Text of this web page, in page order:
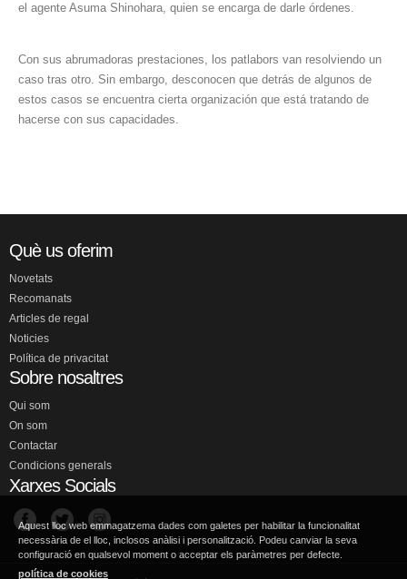
el agente Asuma Shinohara, quien se encarga de darle órdenes.
Con sus abrumadoras prestaciones, los patlabors van resolviendo un
caso tras otro. Sin embargo, desconocen que detrás de algunos de
estos casos se encuentra cierta organización que está tratando de
hacerse con sus capacidades.
Què us oferim
Novetats
Recomanats
Articles de regal
Noticies
Política de privacitat
Sobre nosaltres
Qui som
On som
Contactar
Condicions generals
Xarxes Socials
Aquest lloc web emmagatzema dades com galetes per habilitar la funcionalitat
necessària de el lloc, inclosos anàlisi i personalització. Podeu canviar la seva
configuració en qualsevol moment o acceptar els paràmetres per defecte.
política de cookies